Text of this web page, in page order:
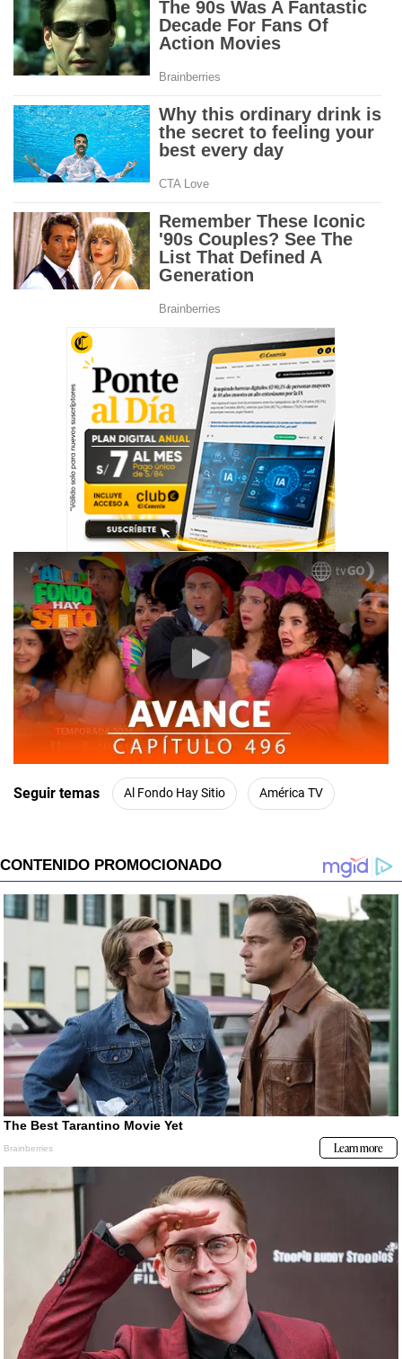
Play
Seguir temas Al Fondo Hay Sitio América TV